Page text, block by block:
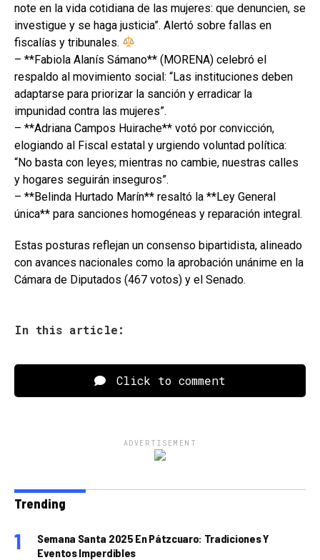
note en la vida cotidiana de las mujeres: que denuncien, se
investigue y se haga justicia”. Alertó sobre fallas en
fiscalías y tribunales.
– **Fabiola Alanís Sámano** (MORENA) celebró el
respaldo al movimiento social: “Las instituciones deben
adaptarse para priorizar la sanción y erradicar la
impunidad contra las mujeres”.
– **Adriana Campos Huirache** votó por convicción,
elogiando al Fiscal estatal y urgiendo voluntad política:
“No basta con leyes; mientras no cambie, nuestras calles
y hogares seguirán inseguros”.
– **Belinda Hurtado Marín** resaltó la **Ley General
única** para sanciones homogéneas y reparación integral.
Estas posturas reflejan un consenso bipartidista, alineado
con avances nacionales como la aprobación unánime en la
Cámara de Diputados (467 votos) y el Senado.
In this article:
Click to comment
ADVERTISEMENT
Trending
Semana Santa 2025 En Pátzcuaro: Tradiciones Y
Eventos Imperdibles